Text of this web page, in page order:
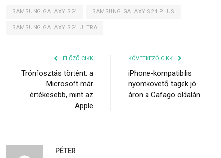
SAMSUNG GALAXY S24 SAMSUNG GALAXY S24 PLUS
SAMSUNG GALAXY S24 ULTRA
ELŐZŐ CIKK
Trónfosztás történt: a
Microsoft már
értékesebb, mint az
Apple
KÖVETKEZŐ CIKK
iPhone-kompatibilis
nyomkövető tagek jó
áron a Cafago oldalán
PÉTER